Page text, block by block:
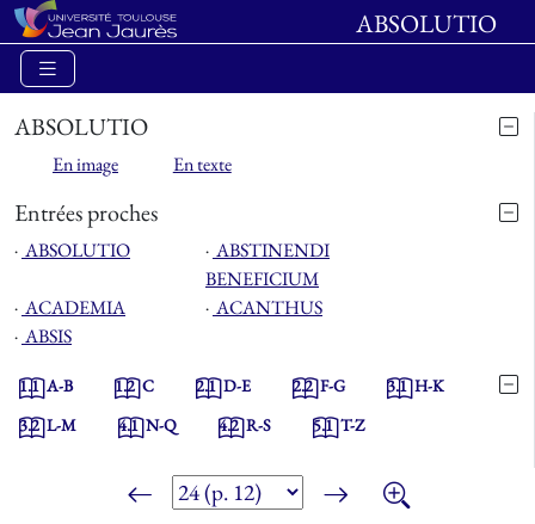
ABSOLUTIO
ABSOLUTIO
En image En texte
Entrées proches
⋅ ABSOLUTIO ⋅ ABSTINENDI
BENEFICIUM
⋅ ACADEMIA ⋅ ACANTHUS
⋅ ABSIS
1.1A-B 1.2C 2.1D-E 2.2F-G 3.1H-K
3.2L-M 4.1N-Q 4.2R-S 5.1T-Z